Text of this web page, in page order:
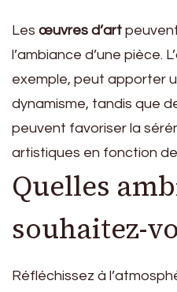
Les œuvres d’art
l’ambiance d’une pièce.
exemple, peut apporter
dynamisme, tandis que
peuvent favoriser la
artistiques en fonction
Quelles
souhaitez-
Réfléchissez à